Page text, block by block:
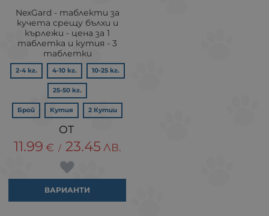
NexGard - таблекти за
кучета срещу бълхи и
кърлежи - цена за 1
таблетка и кутия - 3
таблетки
2-4 кг. 4-10 кг. 10-25 кг.
25-50 кг.
Брой Кутия 2 Кутии
11.99 € / 23.45 ЛВ.
ВАРИАНТИ